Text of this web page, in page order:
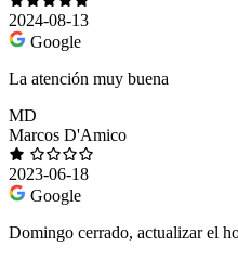
2024-08-13
Google
La atención muy buena
MD
Marcos D'Amico
2023-06-18
Google
Domingo cerrado, actualizar el